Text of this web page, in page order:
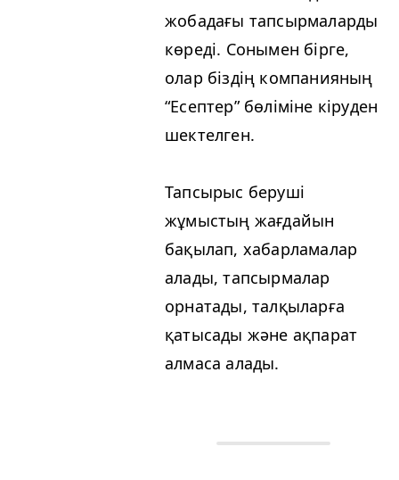
жобадағы тапсырмаларды
көреді. Сонымен бірге,
олар біздің компанияның
“Есептер” бөліміне кіруден
шектелген.
Тапсырыс беруші
жұмыстың жағдайын
бақылап, хабарламалар
алады, тапсырмалар
орнатады, талқыларға
қатысады және ақпарат
алмаса алады.